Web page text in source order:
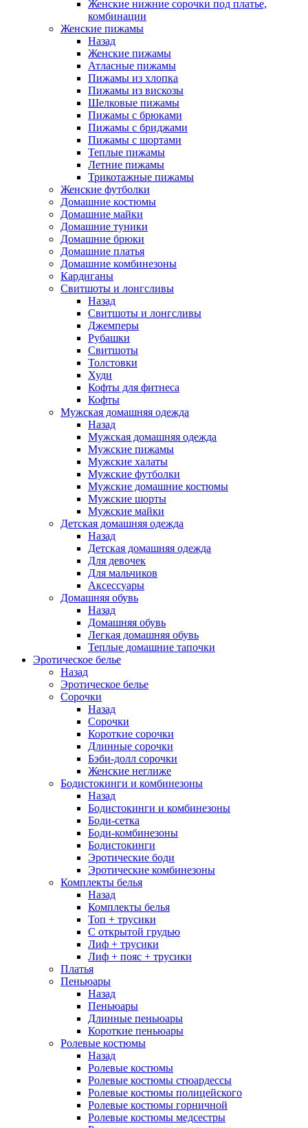
Женские нижние сорочки под платье,
комбинации
Женские пижамы
Назад
Женские пижамы
Атласные пижамы
Пижамы из хлопка
Пижамы из вискозы
Шелковые пижамы
Пижамы с брюками
Пижамы с бриджами
Пижамы с шортами
Теплые пижамы
Летние пижамы
Трикотажные пижамы
Женские футболки
Домашние костюмы
Домашние майки
Домашние туники
Домашние брюки
Домашние платья
Домашние комбинезоны
Кардиганы
Свитшоты и лонгсливы
Назад
Свитшоты и лонгсливы
Джемперы
Рубашки
Свитшоты
Толстовки
Худи
Кофты для фитнеса
Кофты
Мужская домашняя одежда
Назад
Мужская домашняя одежда
Мужские пижамы
Мужские халаты
Мужские футболки
Мужские домашние костюмы
Мужские шорты
Мужские майки
Детская домашняя одежда
Назад
Детская домашняя одежда
Для девочек
Для мальчиков
Аксессуары
Домашняя обувь
Назад
Домашняя обувь
Легкая домашняя обувь
Теплые домашние тапочки
Эротическое белье
Назад
Эротическое белье
Сорочки
Назад
Сорочки
Короткие сорочки
Длинные сорочки
Бэби-долл сорочки
Женские неглиже
Бодистокинги и комбинезоны
Назад
Бодистокинги и комбинезоны
Боди-сетка
Боди-комбинезоны
Бодистокинги
Эротические боди
Эротические комбинезоны
Комплекты белья
Назад
Комплекты белья
Топ + трусики
С открытой грудью
Лиф + трусики
Лиф + пояс + трусики
Платья
Пеньюары
Назад
Пеньюары
Длинные пеньюары
Короткие пеньюары
Ролевые костюмы
Назад
Ролевые костюмы
Ролевые костюмы стюардессы
Ролевые костюмы полицейского
Ролевые костюмы горничной
Ролевые костюмы медсестры